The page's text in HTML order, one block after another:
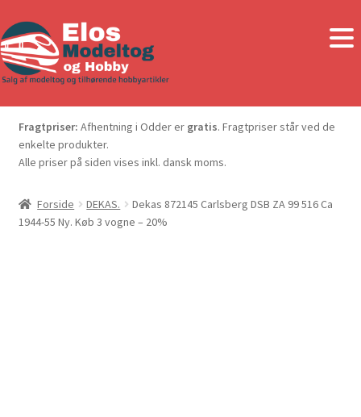
Fragtpriser: Afhentning i Odder er gratis. Fragtpriser står ved de
enkelte produkter.
Alle priser på siden vises inkl. dansk moms.
Forside DEKAS.
Dekas 872145 Carlsberg DSB ZA 99 516 Ca
1944-55 Ny. Køb 3 vogne – 20%